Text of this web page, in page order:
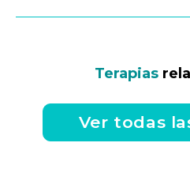
Terapias
Ver todas